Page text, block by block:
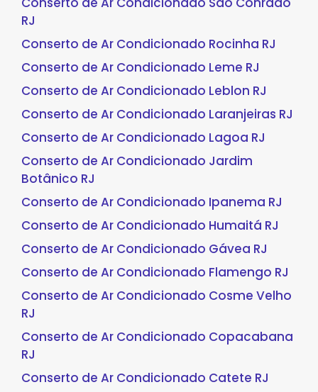
RJ
Conserto de Ar Condicionado Rocinha RJ
Conserto de Ar Condicionado Leme RJ
Conserto de Ar Condicionado Leblon RJ
Conserto de Ar Condicionado Laranjeiras RJ
Conserto de Ar Condicionado Lagoa RJ
Conserto de Ar Condicionado Jardim
Botânico RJ
Conserto de Ar Condicionado Ipanema RJ
Conserto de Ar Condicionado Humaitá RJ
Conserto de Ar Condicionado Gávea RJ
Conserto de Ar Condicionado Flamengo RJ
Conserto de Ar Condicionado Cosme Velho
RJ
Conserto de Ar Condicionado Copacabana
RJ
Conserto de Ar Condicionado Catete RJ